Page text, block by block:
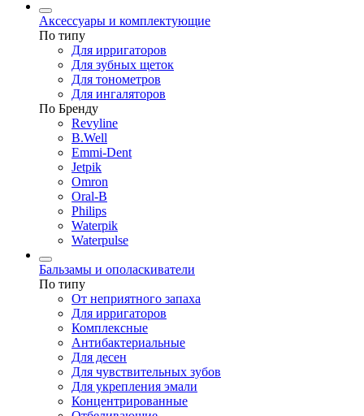
Аксессуары и комплектующие
По типу
Для ирригаторов
Для зубных щеток
Для тонометров
Для ингаляторов
По Бренду
Revyline
B.Well
Emmi-Dent
Jetpik
Omron
Oral-B
Philips
Waterpik
Waterpulse
Бальзамы и ополаскиватели
По типу
От неприятного запаха
Для ирригаторов
Комплексные
Антибактериальные
Для десен
Для чувствительных зубов
Для укрепления эмали
Концентрированные